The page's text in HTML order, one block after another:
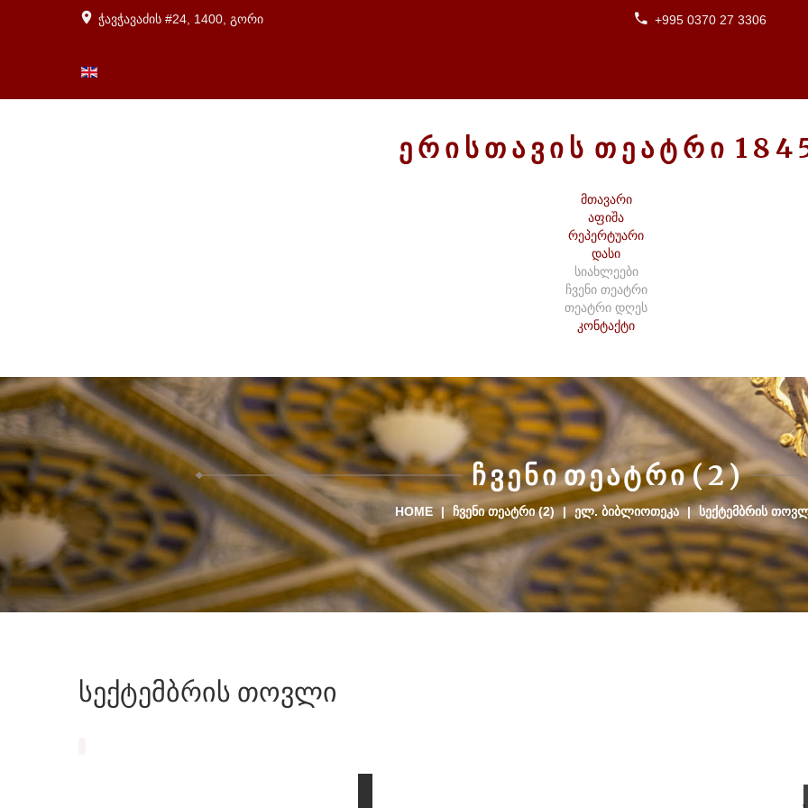
ჭავჭავაძის #24, 1400, გორი +995 0370 27 3306
ᲔᲠᲘᲡᲗᲐᲕᲘᲡ ᲗᲔᲐᲢᲠᲘ 1 84
მთავარი
აფიშა
რეპერტუარი
დასი
სიახლეები
ჩვენი თეატრი
თეატრი დღეს
კონტაქტი
ᲩᲕᲔᲜᲘ ᲗᲔᲐᲢᲠᲘ (2)
HOME | ᲩᲕᲔᲜᲘ ᲗᲔᲐᲢᲠᲘ (2) | ᲔᲚ. ᲑᲘᲑᲚᲘᲝᲗᲔᲙᲐ | ᲡᲔᲥᲢᲔᲛᲑᲠᲘᲡ
სექტემბრის თოვლი